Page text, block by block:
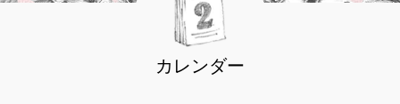
カレンダー